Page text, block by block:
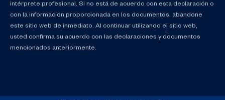
intérprete profesional. Si no está de acuerdo con esta declaración o
con la información proporcionada en los documentos, abandone
este sitio web de inmediato. Al continuar utilizando el sitio web,
usted confirma su acuerdo con las declaraciones y documentos
mencionados anteriormente.